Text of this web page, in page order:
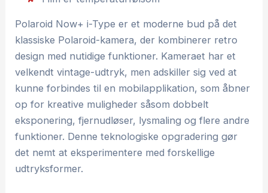
Polaroid Now+ i-Type er et moderne bud på det
klassiske Polaroid-kamera, der kombinerer retro
design med nutidige funktioner. Kameraet har et
velkendt vintage-udtryk, men adskiller sig ved at
kunne forbindes til en mobilapplikation, som åbner
op for kreative muligheder såsom dobbelt
eksponering, fjernudløser, lysmaling og flere andre
funktioner. Denne teknologiske opgradering gør
det nemt at eksperimentere med forskellige
udtryksformer.